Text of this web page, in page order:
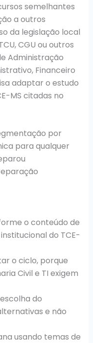
semelhantes
a outros
da legislação local
CGU ou outros
Administração
Financeiro
adaptar o estudo
MS citadas no
por
para qualquer
o conteúdo de
do TCE-
o ciclo, porque
Civil e TI exigem
do
e não
usando temas de